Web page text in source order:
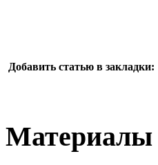
Добавить статью в закладки:
Материалы